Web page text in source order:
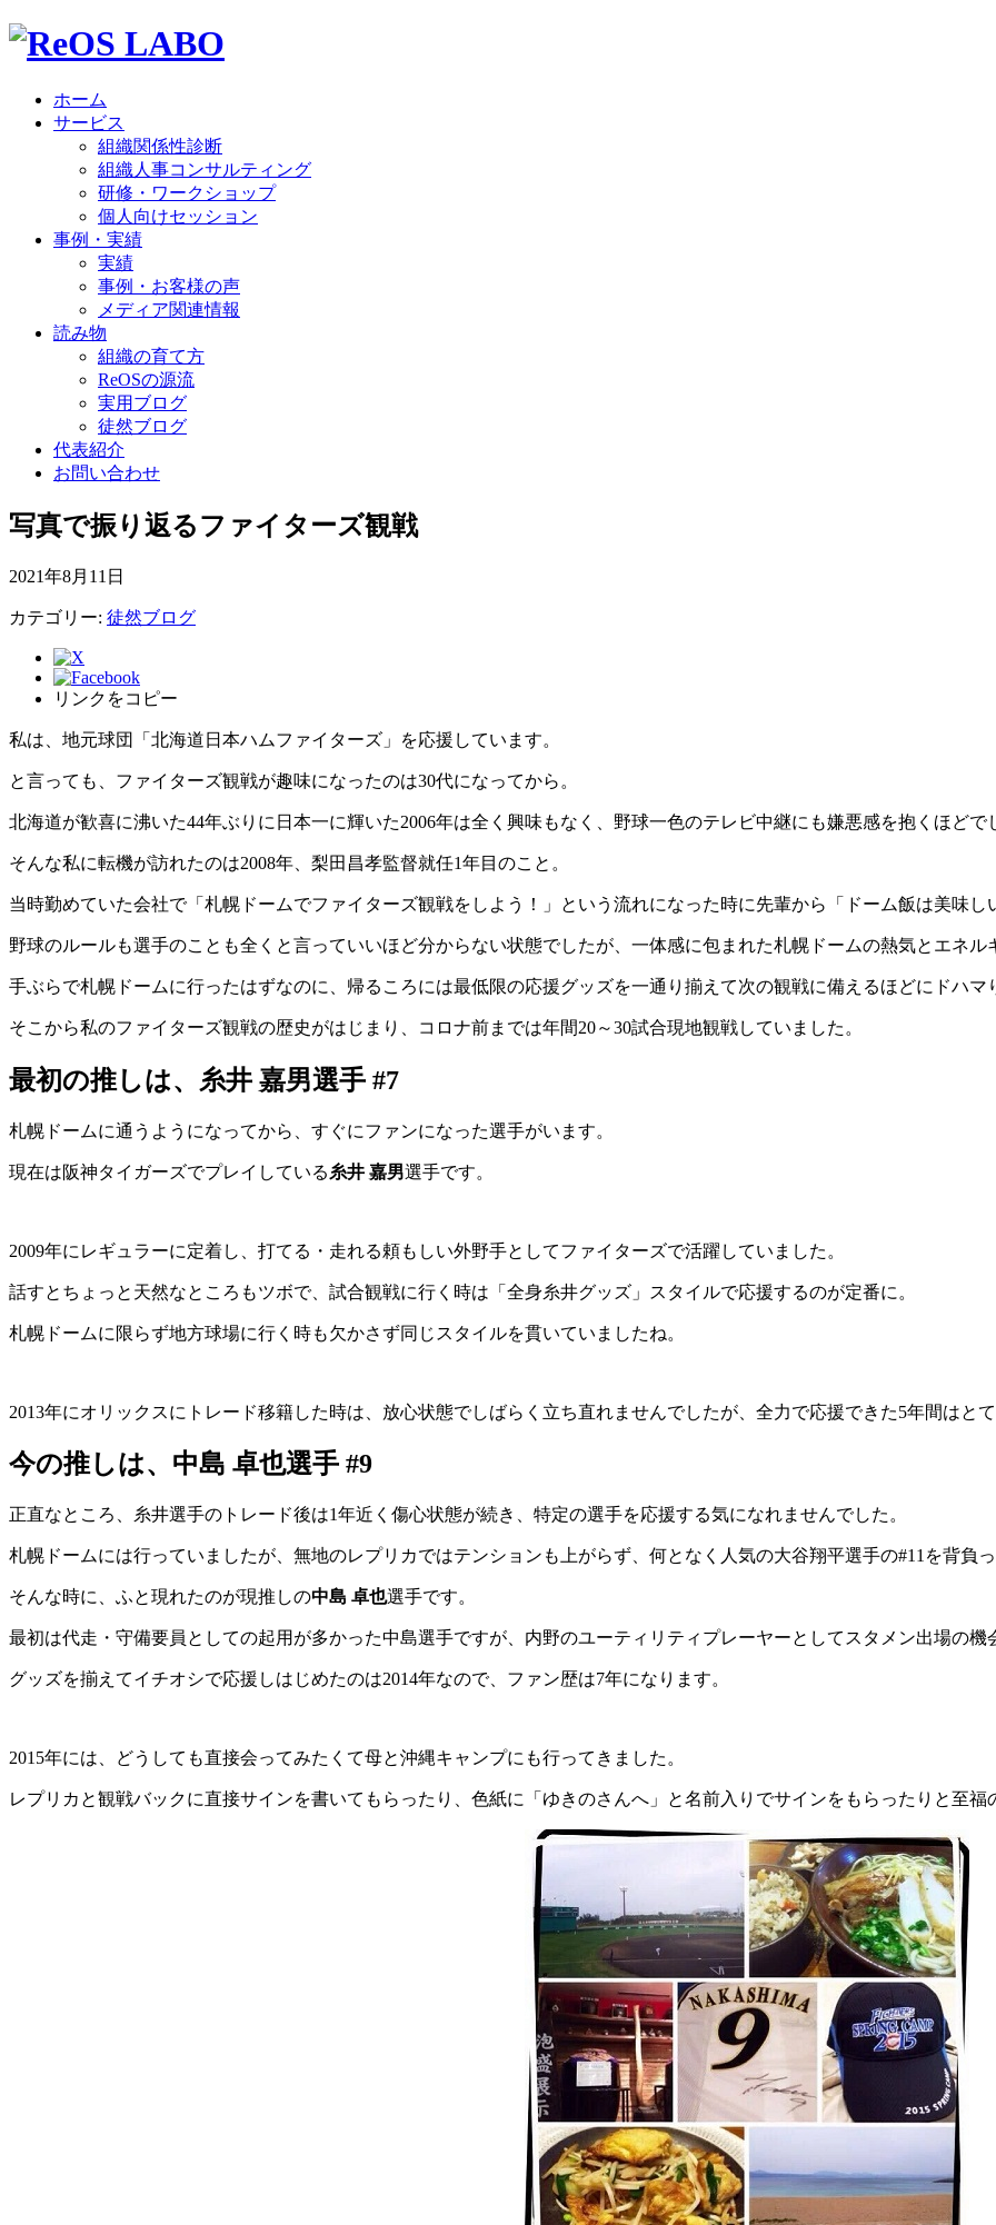
ホーム
サービス
組織関係性診断
組織人事コンサルティング
研修・ワークショップ
個人向けセッション
事例・実績
実績
事例・お客様の声
メディア関連情報
読み物
組織の育て方
ReOSの源流
実用ブログ
徒然ブログ
代表紹介
お問い合わせ
写真で振り返るファイターズ観戦
2021年8月11日
カテゴリー: 徒然ブログ
リンクをコピー
私は、地元球団 「北海道日本ハムファイターズ」 を応援しています。
と言っても、ファイターズ観戦が趣味になったのは30代になってから。
北海道が歓喜に沸いた44年ぶりに日本一に輝いた2006年は全く興味もなく、野球一色のテレビ中継にも嫌悪感を抱くほどで
そんな私に転機が訪れたのは2008年、梨田昌孝監督就任1年目のこと。
当時勤めていた会社で「札幌ドームでファイターズ観戦をしよう！」という流れになった時に先輩から「ドーム飯は美味
野球のルールも選手のことも全くと言っていいほど分からない状態でしたが、一体感に包まれた札幌ドームの熱気とエネル
手ぶらで札幌ドームに行ったはずなのに、帰るころには最低限の応援グッズを一通り揃えて次の観戦に備えるほどにドハマ
そこから私のファイターズ観戦の歴史がはじまり、コロナ前までは年間20～30試合現地観戦していました。
最初の推しは、糸井 嘉男選手 #7
札幌ドームに通うようになってから、すぐにファンになった選手がいます。
現在は阪神タイガーズでプレイしている 糸井 嘉男選手です。
2009年にレギュラーに定着し、打てる・走れる頼もしい外野手としてファイターズで活躍していました。
話すとちょっと天然なところもツボで、試合観戦に行く時は「全身糸井グッズ」スタイルで応援するのが定番に。
札幌ドームに限らず地方球場に行く時も欠かさず同じスタイルを貫いていましたね。
2013年にオリックスにトレード移籍した時は、放心状態でしばらく立ち直れませんでしたが、全力で応援できた5年間はと
今の推しは、中島 卓也選手 #9
正直なところ、糸井選手のトレード後は1年近く傷心状態が続き、特定の選手を応援する気になれませんでした。
札幌ドームには行っていましたが、無地のレプリカではテンションも上がらず、何となく人気の大谷翔平選手の#11を背負
そんな時に、ふと現れたのが現推しの中島 卓也選手です。
最初は代走・守備要員としての起用が多かった中島選手ですが、内野のユーティリティプレーヤーとしてスタメン出場の機
グッズを揃えてイチオシで応援しはじめたのは2014年なので、ファン歴は7年になります。
2015年には、どうしても直接会ってみたくて母と沖縄キャンプにも行ってきました。
レプリカと観戦バックに直接サインを書いてもらったり、色紙に「ゆきのさんへ」と名前入りでサインをもらったりと至